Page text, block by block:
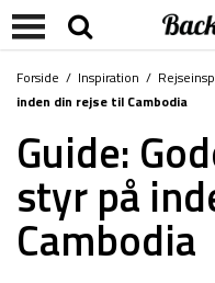
Forside / Inspiration /
inden din rejse til Cambodia
Guide:
styr på
Cambodia